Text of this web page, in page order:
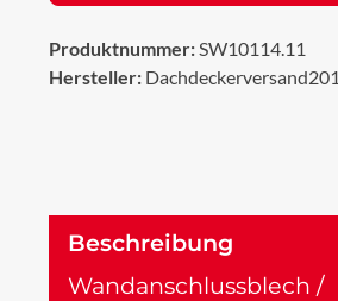
Produktnummer:SW10114.11
Hersteller:
Beschreibung
Wandanschlussblech /